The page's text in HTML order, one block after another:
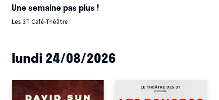
Une semaine pas plus !
Les 3T Café-Théâtre
lundi 24/08/2026